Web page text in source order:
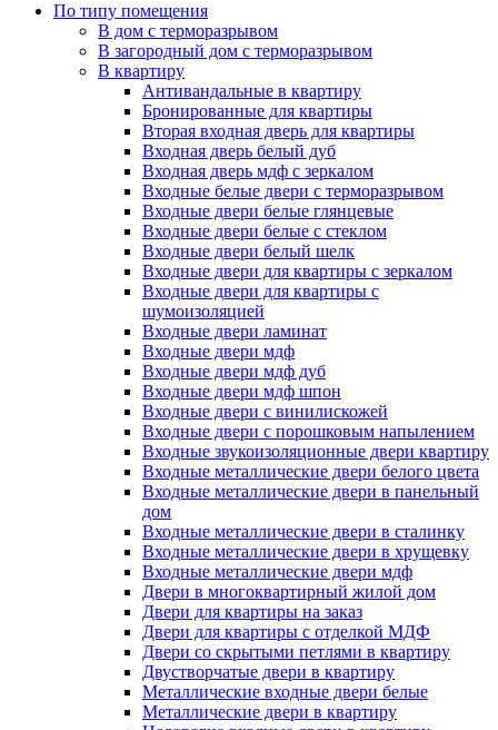
По типу помещения
В дом с терморазрывом
В загородный дом с терморазрывом
В квартиру
Антивандальные в квартиру
Бронированные для квартиры
Вторая входная дверь для квартиры
Входная дверь белый дуб
Входная дверь мдф с зеркалом
Входные белые двери с терморазрывом
Входные двери белые глянцевые
Входные двери белые с стеклом
Входные двери белый шелк
Входные двери для квартиры с зеркалом
Входные двери для квартиры с
шумоизоляцией
Входные двери ламинат
Входные двери мдф
Входные двери мдф дуб
Входные двери мдф шпон
Входные двери с винилискожей
Входные двери с порошковым напылением
Входные звукоизоляционные двери квартиру
Входные металлические двери белого цвета
Входные металлические двери в панельный
дом
Входные металлические двери в сталинку
Входные металлические двери в хрущевку
Входные металлические двери мдф
Двери в многоквартирный жилой дом
Двери для квартиры на заказ
Двери для квартиры с отделкой МДФ
Двери со скрытыми петлями в квартиру
Двустворчатые двери в квартиру
Металлические входные двери белые
Металлические двери в квартиру